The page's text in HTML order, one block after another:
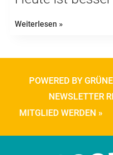
Weiterlesen »
POWERED BY
NEWSLETTER
MITGLIED WERDEN »